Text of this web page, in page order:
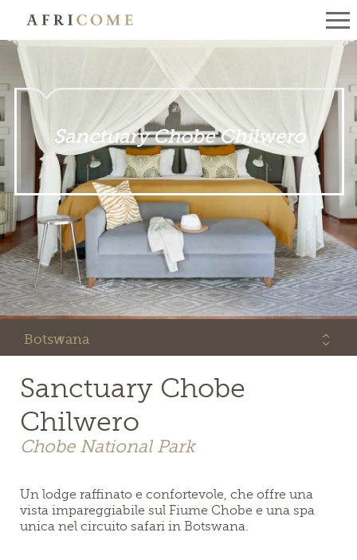
Sanctuary Chobe Chilwero
Botswana
Sanctuary Chobe
Chilwero
Chobe National Park
Un lodge raffinato e confortevole, che offre una
vista impareggiabile sul Fiume Chobe e una spa
unica nel circuito safari in Botswana.